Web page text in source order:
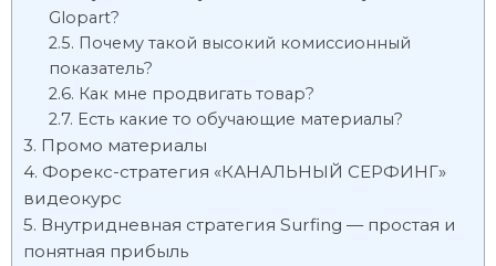
Glopart?
Почему такой высокий комиссионный
показатель?
Как мне продвигать товар?
Есть какие то обучающие материалы?
Промо материалы
Форекс-стратегия «КАНАЛЬНЫЙ СЕРФИНГ»
видеокурс
Внутридневная стратегия Surfing — простая и
понятная прибыль